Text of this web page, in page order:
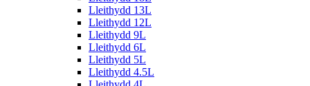
Lleithydd 13L
Lleithydd 12L
Lleithydd 9L
Lleithydd 6L
Lleithydd 5L
Lleithydd 4.5L